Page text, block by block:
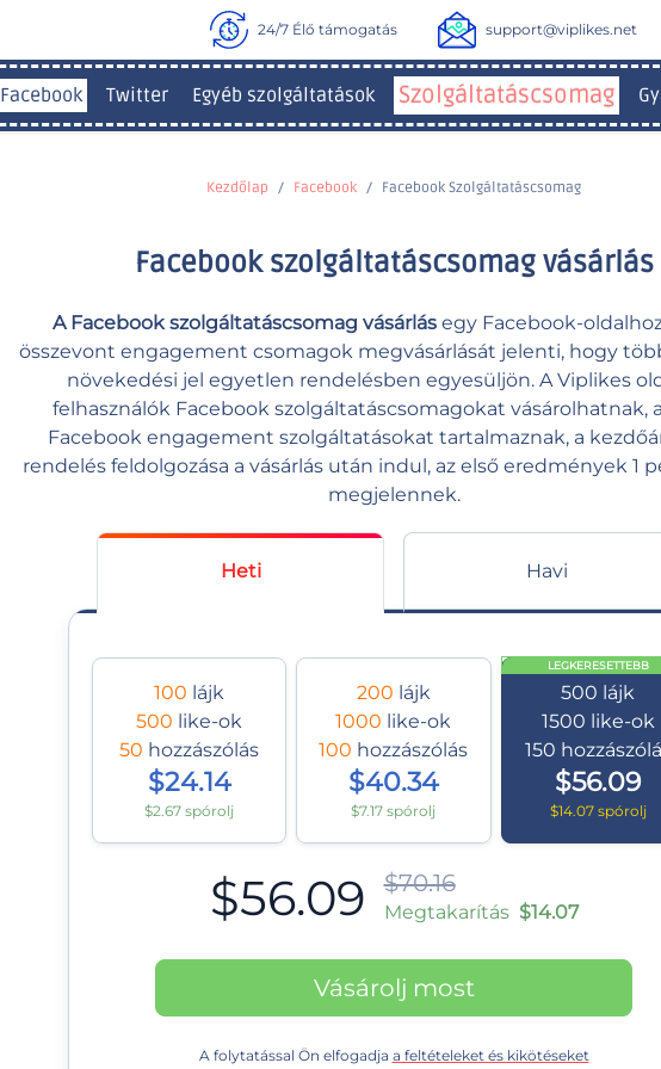
24/7 Élő támogatás support@viplikes.net
Facebook Twitter Egyéb szolgáltatások Szolgáltatáscsomag
Kezdőlap Facebook Facebook Szolgáltatáscsomag
Facebook szolgáltatáscsomag vásárlás
A Facebook szolgáltatáscsomag vásárlásegy Facebook-
összevont engagement csomagok megvásárlását jelenti, hogy
növekedési jel egyetlen rendelésben egyesüljön. A Viplikes
felhasználók Facebook szolgáltatáscsomagokat vásárolhatnak,
Facebook engagement szolgáltatásokat tartalmaznak, a kezdőár
rendelés feldolgozása a vásárlás után indul, az első eredmények 1
megjelennek.
Heti Havi
100 lájk
500 like-ok
50 hozzászólás
$24.14
$2.67 spórolj
200 lájk
1000 like-ok
100 hozzászólás
$40.34
$7.17 spórolj
LEGKERESETTEBB
500 lájk
1500 like-ok
150
$56.09
$14.07 spórolj
$56.09 $70.16
Megtakarítás $14.07
Vásárolj most
A folytatással Ön elfogadja a feltételeket és kikötéseket